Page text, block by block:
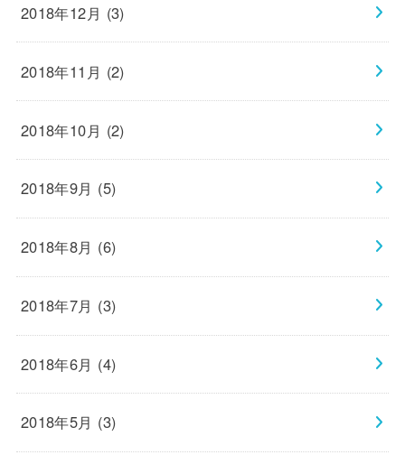
2018年12月 (3)
2018年11月 (2)
2018年10月 (2)
2018年9月 (5)
2018年8月 (6)
2018年7月 (3)
2018年6月 (4)
2018年5月 (3)